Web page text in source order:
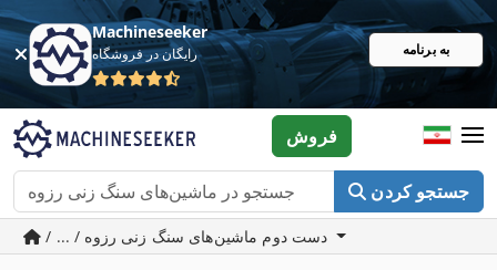
Machineseeker
رایگان در فروشگاه به برنامه
جستجو کردن
فروش